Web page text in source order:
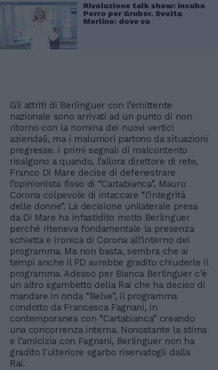
Rivoluzione talk show: incubo
Porro per Gruber. Svolta
Merlino: dove va
Gli attriti di Berlinguer con l’emittente
nazionale sono arrivati ad un punto di non
ritorno con la nomina dei nuovi vertici
aziendali, ma i malumori partono da situazioni
pregresse. I primi segnali di malcontento
risalgono a quando, l’allora direttore di rete,
Franco Di Mare decise di defenestrare
l’opinionista fisso di “Cartabianca”, Mauro
Corona colpevole di intaccare “l’integrità
delle donne”. La decisione unilaterale presa
da Di Mare ha infastidito molto Berlinguer
perché riteneva fondamentale la presenza
schietta e ironica di Corona all’interno del
programma. Ma non basta, sembra che ai
tempi anche il PD avrebbe gradito chiuderle il
programma. Adesso per Bianca Berlinguer c’è
un altro sgambetto della Rai che ha deciso di
mandare in onda “Belve”, il programma
condotto da Francesca Fagnani, in
contemporanea con “Cartabianca” creando
una concorrenza interna. Nonostante la stima
e l’amicizia con Fagnani, Berlinguer non ha
gradito l’ulteriore sgarbo riservatogli dalla
Rai.